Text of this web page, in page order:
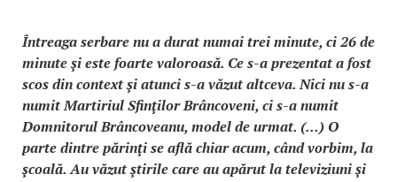
Întreaga serbare nu a durat numai trei minute, ci 26 de
minute şi este foarte valoroasă. Ce s-a prezentat a fost
scos din context şi atunci s-a văzut altceva. Nici nu s-a
numit Martiriul Sfinţilor Brâncoveni, ci s-a numit
Domnitorul Brâncoveanu, model de urmat. (...) O
parte dintre părinţi se află chiar acum, când vorbim, la
şcoală. Au văzut ştirile care au apărut la televiziuni şi